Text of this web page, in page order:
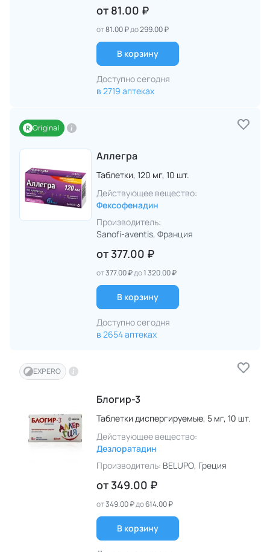
от 81.00 ₽
от81.00 ₽до299.00 ₽
В корзину
Доступно сегодня
в 2719 аптеках
Original
Аллегра
Таблетки, 120 мг, 10 шт.
Действующее вещество:
Фексофенадин
Производитель:
Sanofi-aventis, Франция
от 377.00 ₽
от377.00 ₽до1 320.00 ₽
В корзину
Доступно сегодня
в 2654 аптеках
EXPERO
Блогир-3
Таблетки диспергируемые, 5 мг, 10 шт.
Действующее вещество:
Дезлоратадин
Производитель: BELUPO, Греция
от 349.00 ₽
от349.00 ₽до614.00 ₽
В корзину